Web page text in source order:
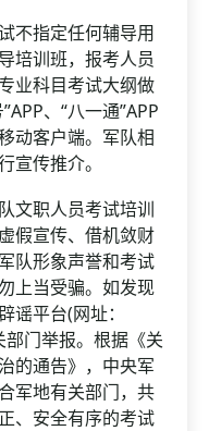
指定任何辅导用
培训班，报考人员
业科目考试大纲做
、“八一通”APP
动客户端。军队相
宣传推介。
职人员考试培训
假宣传、借机敛财
队形象声誉和考试
上当受骗。如发现
平台(网址：
门举报。根据《关
的通告》，中央军
军地有关部门，共
、安全有序的考试